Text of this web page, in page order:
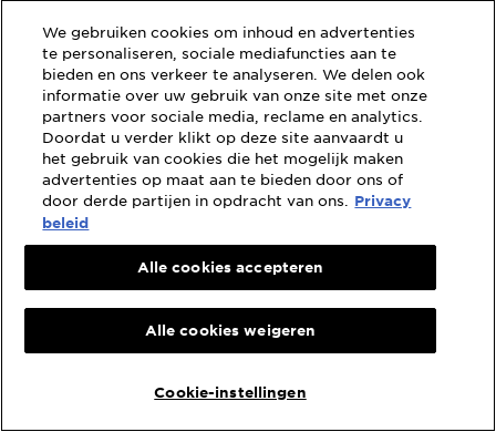
Landen
Landen
©2020 Garnier
Wettelijke Bepalingen
Privacybeleid
Cookiebeleid
Algemene Voorwaarden Reviews en Recensies
We gebruiken cookies om inhoud en advertenties
te personaliseren, sociale mediafuncties aan te
bieden en ons verkeer te analyseren. We delen ook
informatie over uw gebruik van onze site met onze
partners voor sociale media, reclame en analytics.
Doordat u verder klikt op deze site aanvaardt u
het gebruik van cookies die het mogelijk maken
advertenties op maat aan te bieden door ons of
door derde partijen in opdracht van ons.
Privacy
beleid
Cookie-instellingen
Alle cookies weigeren
Alle cookies accepteren